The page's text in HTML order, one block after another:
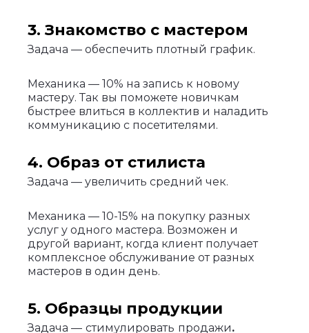
3. Знакомство с мастером
Задача — обеспечить плотный график.
Механика — 10% на запись к новому
мастеру. Так вы поможете новичкам
быстрее влиться в коллектив и наладить
коммуникацию с посетителями.
4. Образ от стилиста
Задача — увеличить средний чек.
Механика — 10-15% на покупку разных
услуг у одного мастера. Возможен и
другой вариант, когда клиент получает
комплексное обслуживание от разных
мастеров в один день.
5. Образцы продукции
Задача — стимулировать продажи.